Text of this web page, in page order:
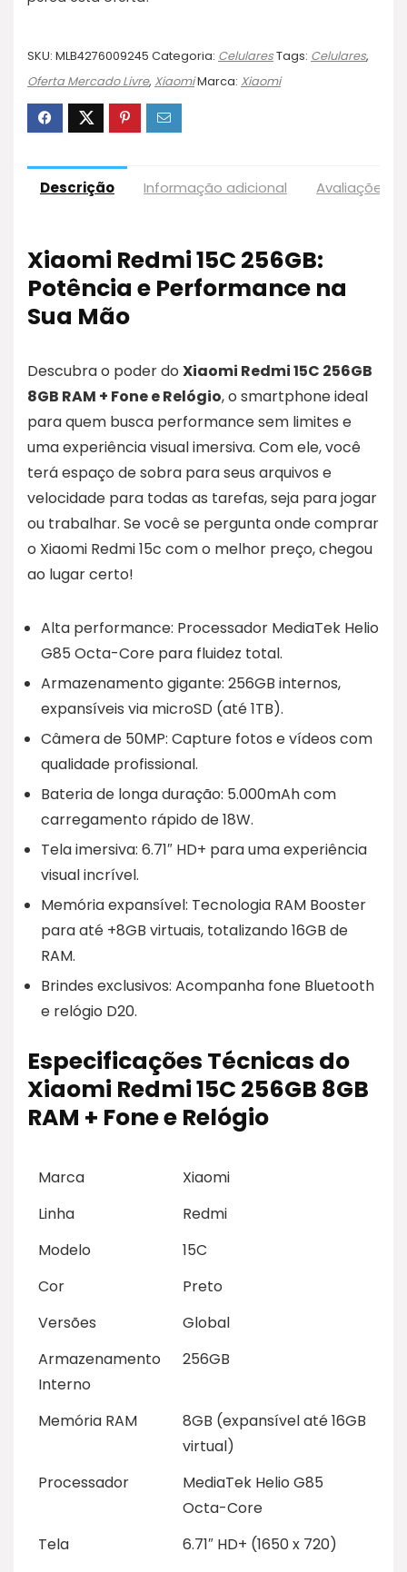
SKU: MLB4276009245 Categoria: CelularesTags: Celulares,
Oferta Mercado Livre, XiaomiMarca: Xiaomi
Descrição Informação adicional Avaliações
Xiaomi Redmi 15C 256GB:
Potência e Performance na
Sua Mão
Descubra o poder do Xiaomi Redmi 15C 256GB
8GB RAM + Fone e Relógio, o smartphone ideal
para quem busca performance sem limites e
uma experiência visual imersiva. Com ele, você
terá espaço de sobra para seus arquivos e
velocidade para todas as tarefas, seja para jogar
ou trabalhar. Se você se pergunta onde comprar
o Xiaomi Redmi 15c com o melhor preço, chegou
ao lugar certo!
Alta performance: Processador MediaTek Helio
G85 Octa-Core para fluidez total.
Armazenamento gigante: 256GB internos,
expansíveis via microSD (até 1TB).
Câmera de 50MP: Capture fotos e vídeos com
qualidade profissional.
Bateria de longa duração: 5.000mAh com
carregamento rápido de 18W.
Tela imersiva: 6.71″ HD+ para uma experiência
visual incrível.
Memória expansível: Tecnologia RAM Booster
para até +8GB virtuais, totalizando 16GB de
RAM.
Brindes exclusivos: Acompanha fone Bluetooth
e relógio D20.
Especificações Técnicas do
Xiaomi Redmi 15C 256GB 8GB
RAM + Fone e Relógio
Marca
Xiaomi
Linha
Redmi
Modelo
15C
Cor
Preto
Versões
Global
Armazenamento
Interno
256GB
Memória RAM
8GB (expansível até 16GB
virtual)
Processador
MediaTek Helio G85
Octa-Core
Tela
6.71″ HD+ (1650 x 720)